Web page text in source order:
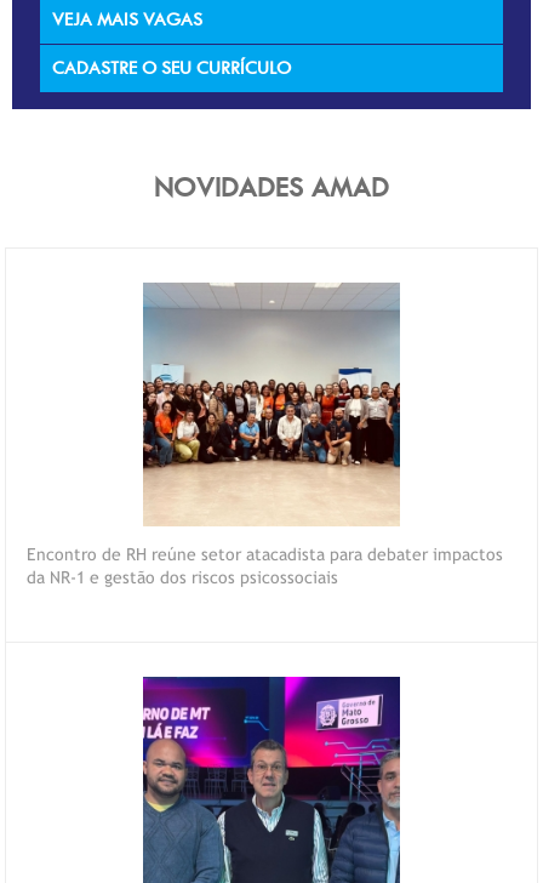
VEJA MAIS VAGAS
CADASTRE O SEU CURRÍCULO
NOVIDADES AMAD
Encontro de RH reúne setor atacadista para debater impactos
da NR-1 e gestão dos riscos psicossociais